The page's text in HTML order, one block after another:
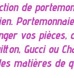
de
vos pièces,
Gucci ou
matières de